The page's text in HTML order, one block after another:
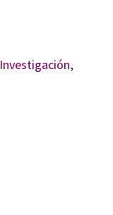
Investigación,